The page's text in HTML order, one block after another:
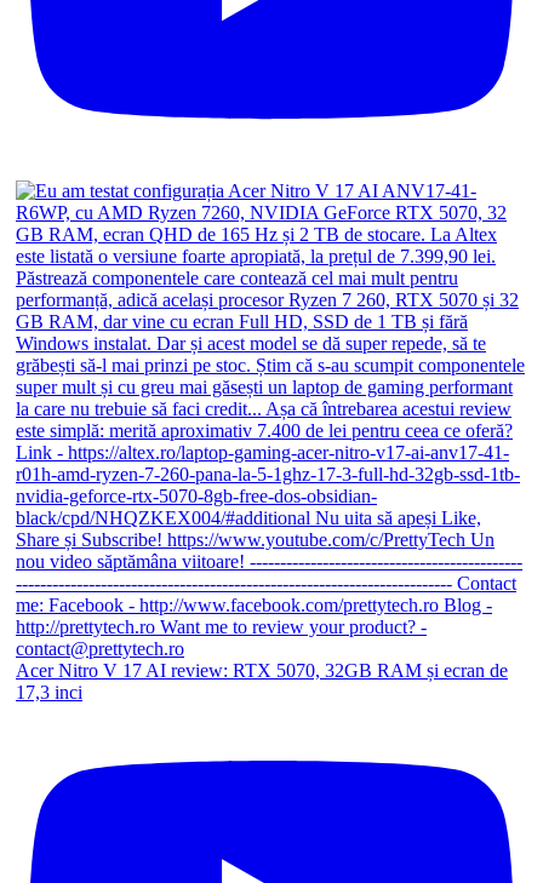
Acer Nitro V 17 AI review: RTX 5070, 32GB RAM și ecran de
17,3 inci